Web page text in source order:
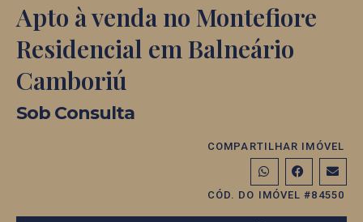
Apto à venda no Montefiore
Residencial em Balneário
Camboriú
Sob Consulta
COMPARTILHAR IMÓVEL
CÓD. DO IMÓVEL #84550